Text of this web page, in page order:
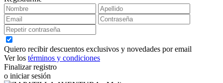
Quiero recibir descuentos exclusivos y novedades por email
Ver los términos y condiciones
Finalizar registro
o iniciar sesión